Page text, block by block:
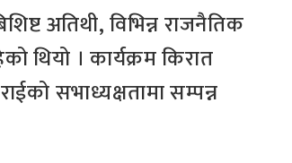
अतिथी, विभिन्न राजनैतिक
थियो । कार्यक्रम किरात
सभाध्यक्षतामा सम्पन्न